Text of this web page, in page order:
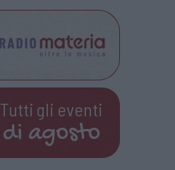
Tutti gli eventi
di agosto